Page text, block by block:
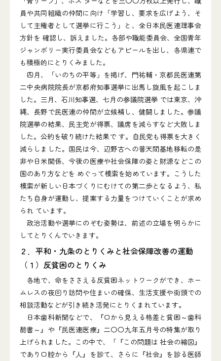
員や共同組織の仲間に向け「学習し、要求を広げよう、そ
して主権者として選挙に行こう」と、全日本民医連理事会
方針を 確認し、訴えました。各部や職能委員会、全国青年
ジャンボリー実行委員会などもアピールを出し、各県連で
も積極的にとりくみました。
四月、「いのちの平等」を掲げ、門祐輔・京都民医連第
二中央病院院長が京都府知事選挙に出馬し旋風を起こしま
した。三月、石川知事選、七月の参議院選挙 では東京、沖
縄、長野で民医連の仲間が立候補し、健闘しました。参議
院選挙の結果、民主党が得票、議席を減らすなど大敗しま
した。公約を破り続けた結果で す。自民党も得票を大きく
減らしました。国民は今、辺野古への普天間基地移転の是
非や日米関係、今後の医療や社会保障の姿と財源などこの
国のあり方などを めぐって模索を始めています。こうした
模索が新しい日本づくりにむけての第二歩となるよう、私
たち自身が運動し、提案する力量をつけていくことが求め
られ ています。
政治活動や選挙にのぞむ姿勢は、前述の立場を明らかに
してとりくんでいきます。
２．平和・九条のとりくみと社会保障改善の運動
（１）反貧困のとりくみ
各地で、命をささえる反貧困ネットワークができ、ホー
ムレスの夜回り訪問や住まいの確保、生活支援や街頭での
相談活動などが引き続き活発にとりくまれています。
日本歯科新聞などで、『口から見える格差と貧困～歯科
酷書～』や『民医連医療』二〇〇九年五月号の特集が取り
上げられました。この中で、「『この問題は 社会の縮図』
であり口腔から『人』を診て、さらに『社会』を診る医師